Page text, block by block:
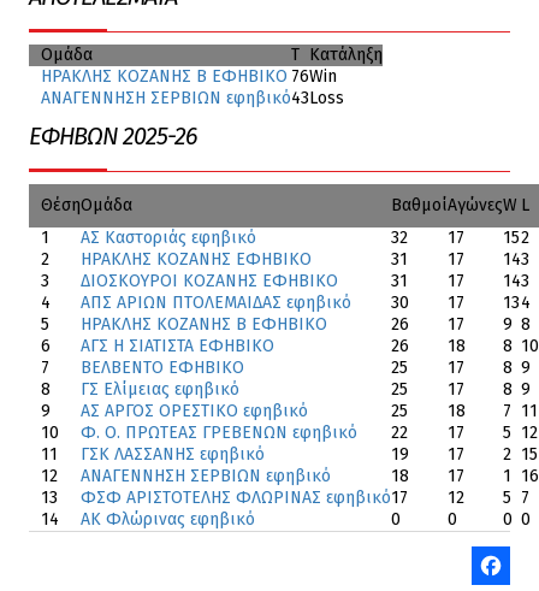
Ομάδα T Κατάληξη
ΗΡΑΚΛΗΣ ΚΟΖΑΝΗΣ Β ΕΦΗΒΙΚΟ 76Win
ΑΝΑΓΕΝΝΗΣΗ ΣΕΡΒΙΩΝ εφηβικό43Loss
ΕΦΗΒΩΝ 2025-26
ΘέσηΟμάδα ΒαθμοίΑγώνεςW L
1
ΑΣ Καστοριάς εφηβικό 32 17 152
2
ΗΡΑΚΛΗΣ ΚΟΖΑΝΗΣ ΕΦΗΒΙΚΟ 31 17 143
3
ΔΙΟΣΚΟΥΡΟΙ ΚΟΖΑΝΗΣ ΕΦΗΒΙΚΟ 31 17 143
4
ΑΠΣ ΑΡΙΩΝ ΠΤΟΛΕΜΑΙΔΑΣ εφηβικό 30 17 134
5
ΗΡΑΚΛΗΣ ΚΟΖΑΝΗΣ Β ΕΦΗΒΙΚΟ 26 17 9 8
6
ΑΓΣ Η ΣΙΑΤΙΣΤΑ ΕΦΗΒΙΚΟ 26 18 8 10
7
ΒΕΛΒΕΝΤΟ ΕΦΗΒΙΚΟ 25 17 8 9
8
ΓΣ Ελίμειας εφηβικό 25 17 8 9
9
ΑΣ ΑΡΓΟΣ ΟΡΕΣΤΙΚΟ εφηβικό 25 18 7 11
10
Φ. Ο. ΠΡΩΤΕΑΣ ΓΡΕΒΕΝΩΝ εφηβικό 22 17 5 12
11
ΓΣΚ ΛΑΣΣΑΝΗΣ εφηβικό 19 17 2 15
12
ΑΝΑΓΕΝΝΗΣΗ ΣΕΡΒΙΩΝ εφηβικό 18 17 1 16
13
ΦΣΦ ΑΡΙΣΤΟΤΕΛΗΣ ΦΛΩΡΙΝΑΣ εφηβικό17 12 5 7
14
ΑΚ Φλώρινας εφηβικό 0 0 0 0